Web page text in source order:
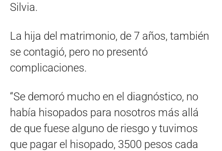
Silvia.
La hija del matrimonio, de 7 años, también
se contagió, pero no presentó
complicaciones.
“Se demoró mucho en el diagnóstico, no
había hisopados para nosotros más allá
de que fuese alguno de riesgo y tuvimos
que pagar el hisopado, 3500 pesos cada